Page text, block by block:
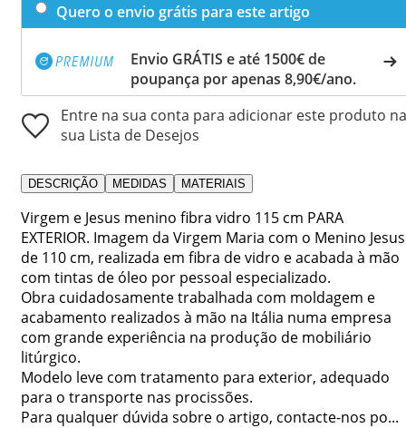
Quero o envio grátis para este artigo
Envio GRÁTIS e até 1500€ de
poupança por apenas 8,90€/ano.
Entre na sua conta para adicionar este produto na
sua Lista de Desejos
DESCRIÇÃO MEDIDAS MATERIAIS
Virgem e Jesus menino fibra vidro 115 cm PARA
EXTERIOR. Imagem da Virgem Maria com o Menino Jesus
de 110 cm, realizada em fibra de vidro e acabada à mão
com tintas de óleo por pessoal especializado.
Obra cuidadosamente trabalhada com moldagem e
acabamento realizados à mão na Itália numa empresa
com grande experiência na produção de mobiliário
litúrgico.
Modelo leve com tratamento para exterior, adequado
para o transporte nas procissões.
Para qualquer dúvida sobre o artigo, contacte-nos po...